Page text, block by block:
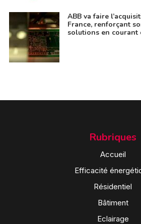
ABB va faire
France, renforçant
solutions en courant
Rubriques
Accueil
Efficacité
Résidentiel
Bâtiment
Eclairage